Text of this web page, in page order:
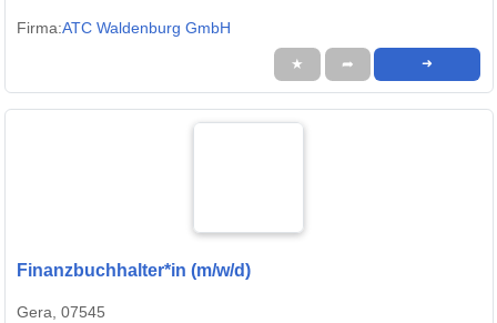
Firma:ATC Waldenburg GmbH
★ ➦ ➜
Finanzbuchhalter*in (m/w/d)
Gera, 07545